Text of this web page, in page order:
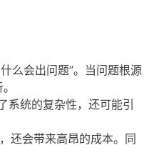
么会出问题”。当问题根源
统的复杂性，还可能引
还会带来高昂的成本。同